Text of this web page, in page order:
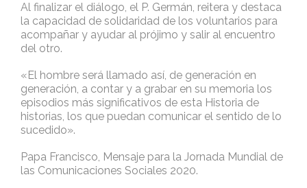
Al finalizar el diálogo, el P. Germán, reitera y destaca
la capacidad de solidaridad de los voluntarios para
acompañar y ayudar al prójimo y salir al encuentro
del otro.
«El hombre será llamado así, de generación en
generación, a contar y a grabar en su memoria los
episodios más significativos de esta Historia de
historias, los que puedan comunicar el sentido de lo
sucedido».
Papa Francisco, Mensaje para la Jornada Mundial de
las Comunicaciones Sociales 2020.